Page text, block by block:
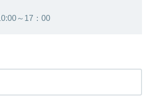
～17：00